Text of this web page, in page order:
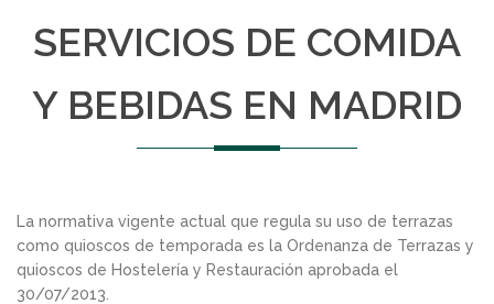
SERVICIOS DE COMIDA
Y BEBIDAS EN MADRID
La normativa vigente actual que regula su uso de terrazas
como quioscos de temporada es la Ordenanza de Terrazas y
quioscos de Hostelería y Restauración aprobada el
30/07/2013.